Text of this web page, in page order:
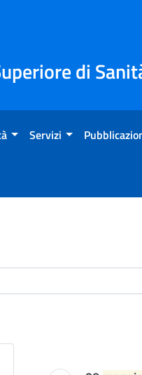
di
Servizi
- Eventi
Ricerca